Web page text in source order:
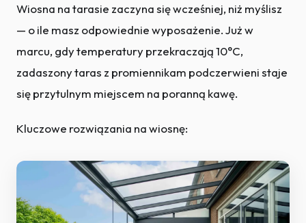
Wiosna na tarasie zaczyna się wcześniej, niż myślisz
— o ile masz odpowiednie wyposażenie. Już w
marcu, gdy temperatury przekraczają 10°C,
zadaszony taras z promiennikam podczerwieni staje
się przytulnym miejscem na poranną kawę.
Kluczowe rozwiązania na wiosnę: